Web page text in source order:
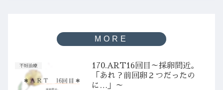
不妊治療
170.ART16回目～採卵間近。
「あれ？前回卵２つだったの
に…」～